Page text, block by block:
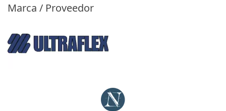
Marca / Proveedor